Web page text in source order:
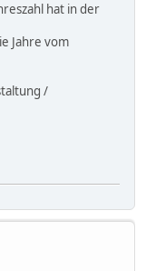
hat in der
Jahre vom
/